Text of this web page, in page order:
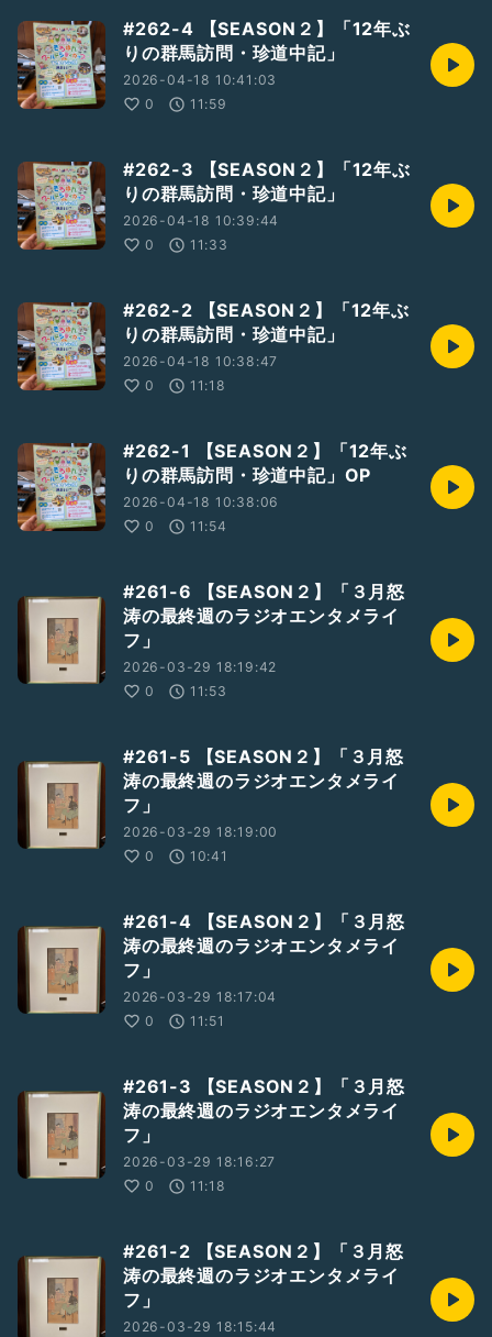
#262-4 【SEASON２】「12年ぶ
りの群馬訪問・珍道中記」
2026-04-18 10:41:03
0
11:59
#262-3 【SEASON２】「12年ぶ
りの群馬訪問・珍道中記」
2026-04-18 10:39:44
0
11:33
#262-2 【SEASON２】「12年ぶ
りの群馬訪問・珍道中記」
2026-04-18 10:38:47
0
11:18
#262-1 【SEASON２】「12年ぶ
りの群馬訪問・珍道中記」OP
2026-04-18 10:38:06
0
11:54
#261-6 【SEASON２】「３月怒
涛の最終週のラジオエンタメライ
フ」
2026-03-29 18:19:42
0
11:53
#261-5 【SEASON２】「３月怒
涛の最終週のラジオエンタメライ
フ」
2026-03-29 18:19:00
0
10:41
#261-4 【SEASON２】「３月怒
涛の最終週のラジオエンタメライ
フ」
2026-03-29 18:17:04
0
11:51
#261-3 【SEASON２】「３月怒
涛の最終週のラジオエンタメライ
フ」
2026-03-29 18:16:27
0
11:18
#261-2 【SEASON２】「３月怒
涛の最終週のラジオエンタメライ
フ」
2026-03-29 18:15:44